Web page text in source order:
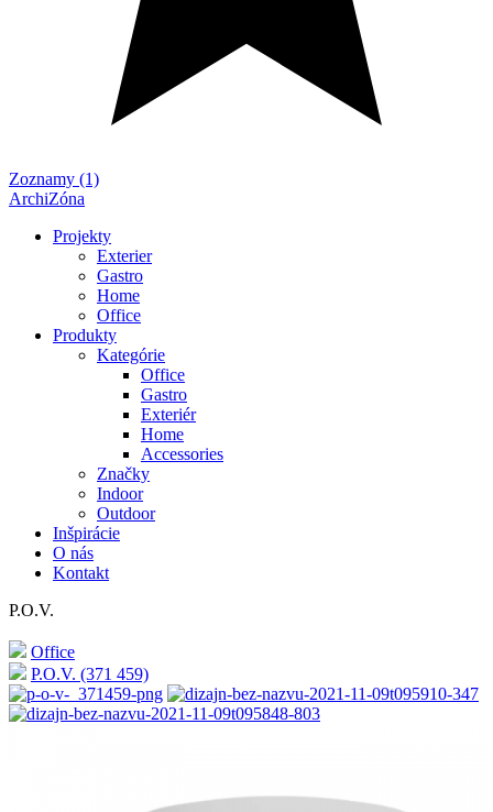
Zoznamy (1)
ArchiZóna
Projekty
Exterier
Gastro
Home
Office
Produkty
Kategórie
Office
Gastro
Exteriér
Home
Accessories
Značky
Indoor
Outdoor
Inšpirácie
O nás
Kontakt
P.O.V.
Office
P.O.V. (371 459)